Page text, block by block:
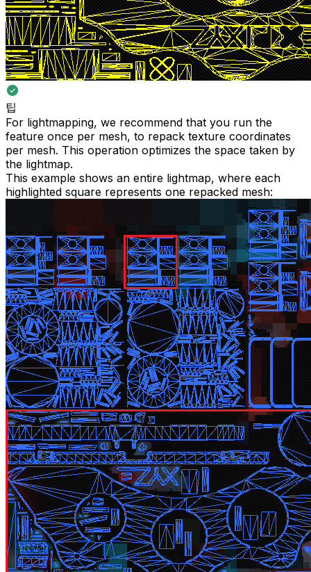
팁
For lightmapping, we recommend that you run the
feature once per mesh, to repack texture coordinates
per mesh. This operation optimizes the space taken by
the lightmap.
This example shows an entire lightmap, where each
highlighted square represents one repacked mesh: